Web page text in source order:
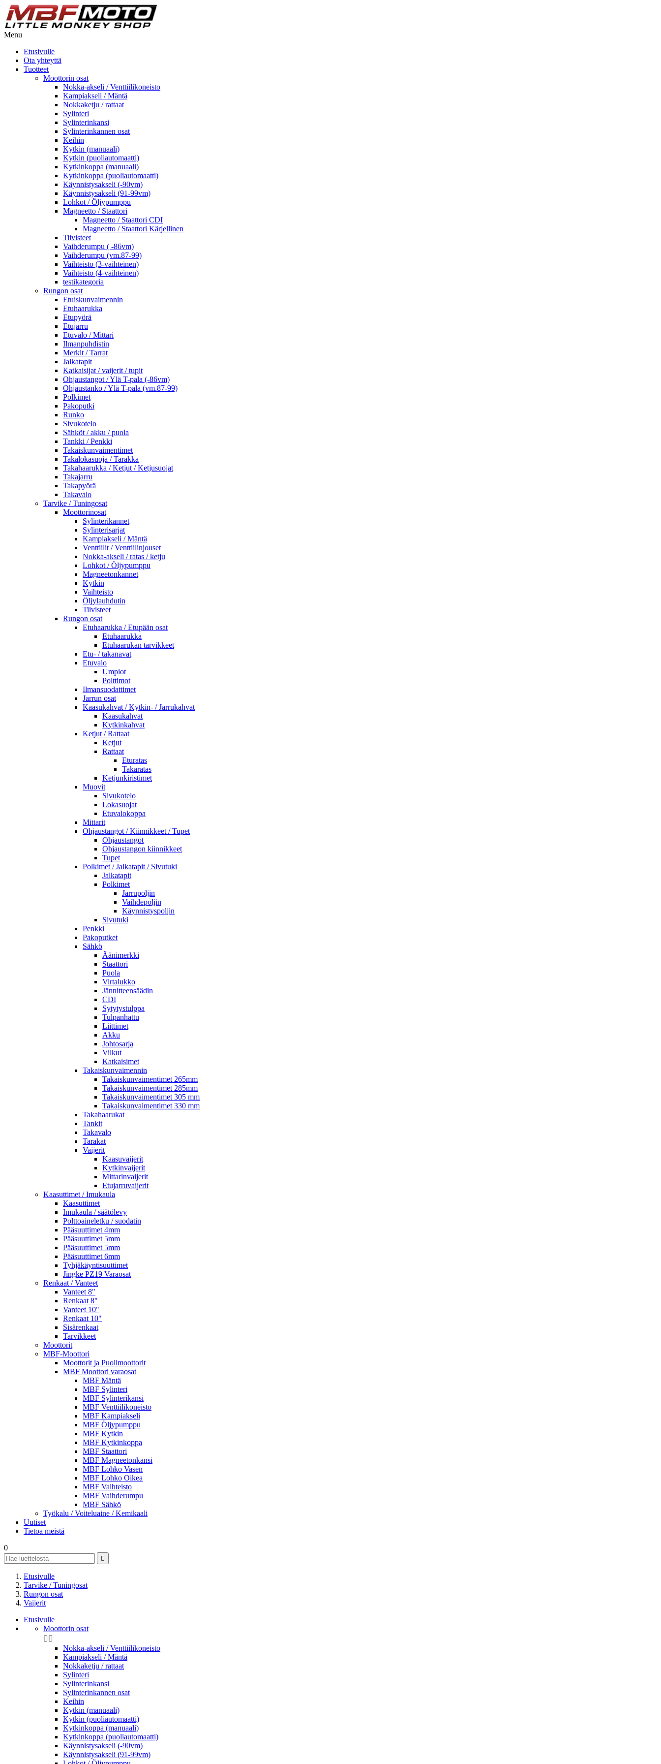
Menu
Etusivulle
Ota yhteyttä
Tuotteet
Moottorin osat
Nokka-akseli / Venttiilikoneisto
Kampiakseli / Mäntä
Nokkaketju / rattaat
Sylinteri
Sylinterinkansi
Sylinterinkannen osat
Keihin
Kytkin (manuaali)
Kytkin (puoliautomaatti)
Kytkinkoppa (manuaali)
Kytkinkoppa (puoliautomaatti)
Käynnistysakseli (-90vm)
Käynnistysakseli (91-99vm)
Lohkot / Öljypumppu
Magneetto / Staattori
Magneetto / Staattori CDI
Magneetto / Staattori Kärjellinen
Tiivisteet
Vaihderumpu ( -86vm)
Vaihderumpu (vm.87-99)
Vaihteisto (3-vaihteinen)
Vaihteisto (4-vaihteinen)
testikategoria
Rungon osat
Etuiskunvaimennin
Etuhaarukka
Etupyörä
Etujarru
Etuvalo / Mittari
Ilmanpuhdistin
Merkit / Tarrat
Jalkatapit
Katkaisijat / vaijerit / tupit
Ohjaustangot / Ylä T-pala (-86vm)
Ohjaustanko / Ylä T-pala (vm.87-99)
Polkimet
Pakoputki
Runko
Sivukotelo
Sähköt / akku / puola
Tankki / Penkki
Takaiskunvaimentimet
Takalokasuoja / Tarakka
Takahaarukka / Ketjut / Ketjusuojat
Takajarru
Takapyörä
Takavalo
Tarvike / Tuningosat
Moottorinosat
Sylinterikannet
Sylinterisarjat
Kampiakseli / Mäntä
Venttiilit / Venttiilinjouset
Nokka-akseli / ratas / ketju
Lohkot / Öljypumppu
Magneetonkannet
Kytkin
Vaihteisto
Öljylauhdutin
Tiivisteet
Rungon osat
Etuhaarukka / Etupään osat
Etuhaarukka
Etuhaarukan tarvikkeet
Etu- / takanavat
Etuvalo
Umpiot
Polttimot
Ilmansuodattimet
Jarrun osat
Kaasukahvat / Kytkin- / Jarrukahvat
Kaasukahvat
Kytkinkahvat
Ketjut / Rattaat
Ketjut
Rattaat
Eturatas
Takaratas
Ketjunkiristimet
Muovit
Sivukotelo
Lokasuojat
Etuvalokoppa
Mittarit
Ohjaustangot / Kiinnikkeet / Tupet
Ohjaustangot
Ohjaustangon kiinnikkeet
Tupet
Polkimet / Jalkatapit / Sivutuki
Jalkatapit
Polkimet
Jarrupoljin
Vaihdepoljin
Käynnistyspoljin
Sivutuki
Penkki
Pakoputket
Sähkö
Äänimerkki
Staattori
Puola
Virtalukko
Jännitteensäädin
CDI
Sytytystulppa
Tulpanhattu
Liittimet
Akku
Johtosarja
Vilkut
Katkaisimet
Takaiskunvaimennin
Takaiskunvaimentimet 265mm
Takaiskunvaimentimet 285mm
Takaiskunvaimentimet 305 mm
Takaiskunvaimentimet 330 mm
Takahaarukat
Tankit
Takavalo
Tarakat
Vaijerit
Kaasuvaijerit
Kytkinvaijerit
Mittarinvaijerit
Etujarruvaijerit
Kaasuttimet / Imukaula
Kaasuttimet
Imukaula / säätölevy
Polttoaineletku / suodatin
Pääsuuttimet 4mm
Pääsuuttimet 5mm
Pääsuuttimet 5mm
Pääsuuttimet 6mm
Tyhjäkäyntisuuttimet
Jingke PZ19 Varaosat
Renkaat / Vanteet
Vanteet 8"
Renkaat 8"
Vanteet 10"
Renkaat 10"
Sisärenkaat
Tarvikkeet
Moottorit
MBF-Moottori
Moottorit ja Puolimoottorit
MBF Moottori varaosat
MBF Mäntä
MBF Sylinteri
MBF Sylinterikansi
MBF Venttiilikoneisto
MBF Kampiakseli
MBF Öljypumppu
MBF Kytkin
MBF Kytkinkoppa
MBF Staattori
MBF Magneetonkansi
MBF Lohko Vasen
MBF Lohko Oikea
MBF Vaihteisto
MBF Vaihderumpu
MBF Sähkö
Työkalu / Voiteluaine / Kemikaali
Uutiset
Tietoa meistä
0

Etusivulle
Tarvike / Tuningosat
Rungon osat
Vaijerit
Etusivulle
Moottorin osat
 
Nokka-akseli / Venttiilikoneisto
Kampiakseli / Mäntä
Nokkaketju / rattaat
Sylinteri
Sylinterinkansi
Sylinterinkannen osat
Keihin
Kytkin (manuaali)
Kytkin (puoliautomaatti)
Kytkinkoppa (manuaali)
Kytkinkoppa (puoliautomaatti)
Käynnistysakseli (-90vm)
Käynnistysakseli (91-99vm)